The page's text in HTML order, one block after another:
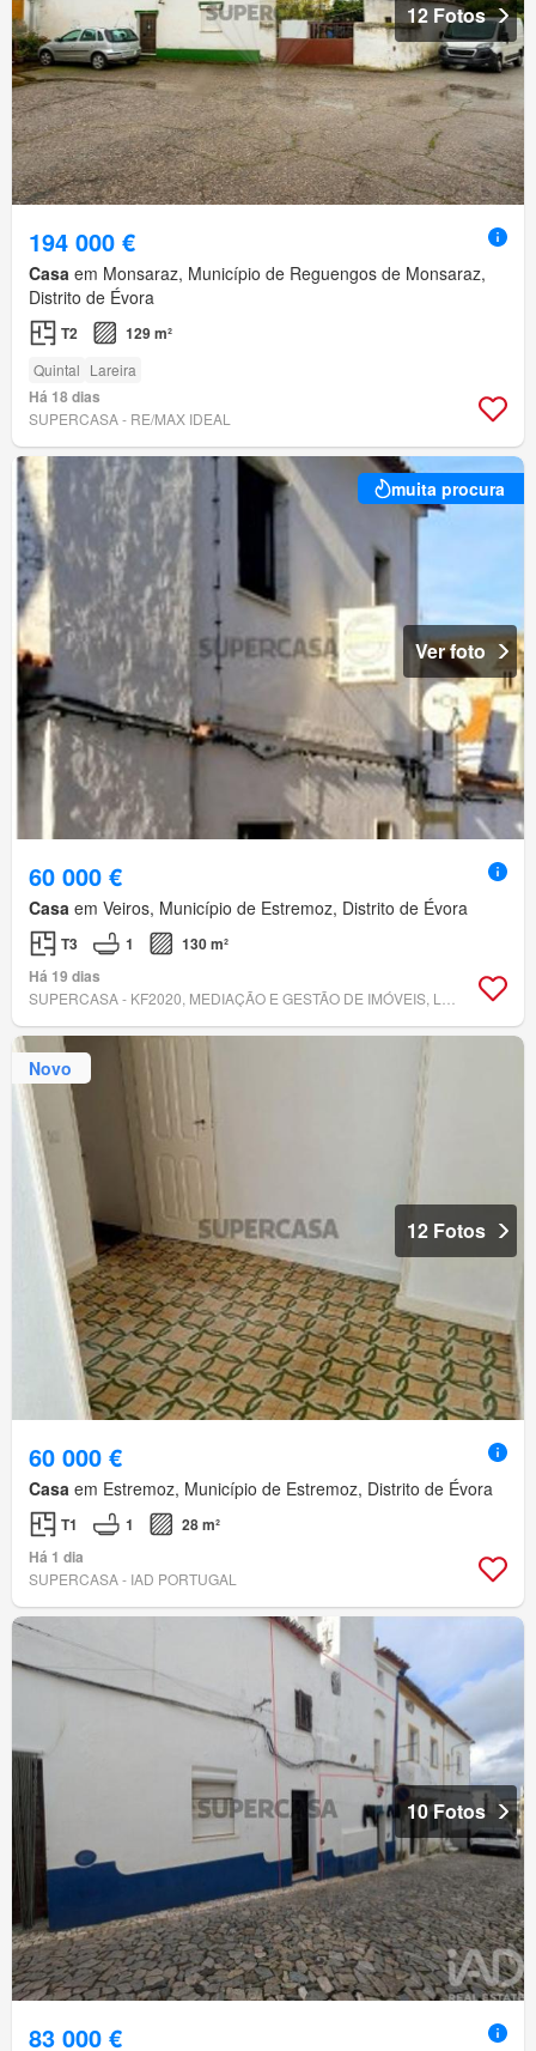
12 Fotos
194 000 €
Casa em Monsaraz, Município de Reguengos de Monsaraz,
Distrito de Évora
T2 129 m²
Quintal Lareira
Há 18 dias
SUPERCASA - RE/MAX IDEAL
muita procura
Ver foto
60 000 €
Casa em Veiros, Município de Estremoz, Distrito de Évora
T3 1
130 m²
Há 19 dias
Novo
12 Fotos
60 000 €
Casa em Estremoz, Município de Estremoz, Distrito de Évora
T1 1
28 m²
Há 1 dia
SUPERCASA - IAD PORTUGAL
10 Fotos
83 000 €